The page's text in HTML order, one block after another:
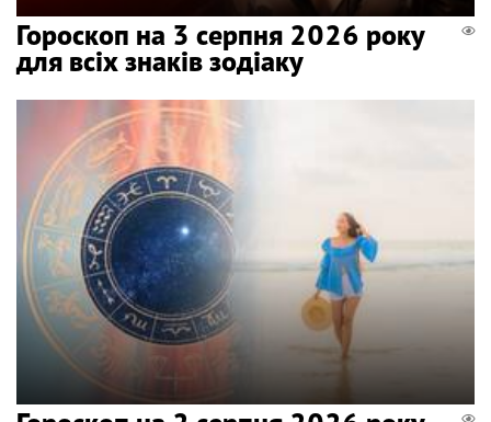
Гороскоп на 3 серпня 2026 року
для всіх знаків зодіаку